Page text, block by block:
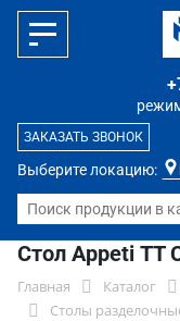
Выберите локацию:
ЗАКАЗАТЬ ЗВОНОК
Стол Appeti ТТ
Главная Каталог
Столы